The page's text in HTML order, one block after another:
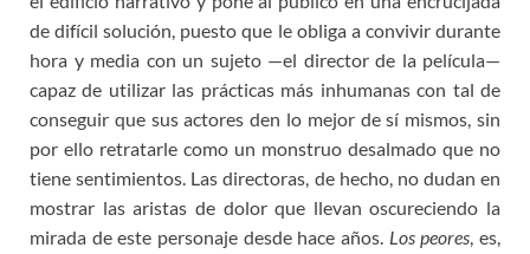
de difícil solución, puesto que le obliga a convivir durante
hora y media con un sujeto —el director de la película—
capaz de utilizar las prácticas más inhumanas con tal de
conseguir que sus actores den lo mejor de sí mismos, sin
por ello retratarle como un monstruo desalmado que no
tiene sentimientos. Las directoras, de hecho, no dudan en
mostrar las aristas de dolor que llevan oscureciendo la
mirada de este personaje desde hace años. Los peores, es,